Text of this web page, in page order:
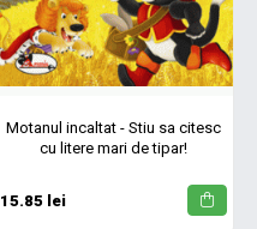
Motanul incaltat - Stiu sa citesc
cu litere mari de tipar!
15.85 lei